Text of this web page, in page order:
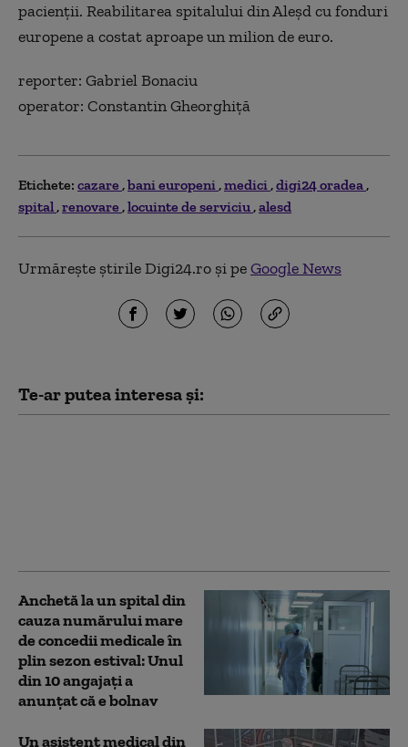
pacienţii. Reabilitarea spitalului din Aleşd cu fonduri
europene a costat aproape un milion de euro.
reporter: Gabriel Bonaciu
operator: Constantin Gheorghiţă
Etichete: cazare bani europeni medici digi24 oradea
spital renovare locuinte de serviciu alesd
Urmărește știrile Digi24.ro și peGoogle News
Te-ar putea interesa și:
Anchetă la un spital din
cauza numărului mare
de concedii medicale în
plin sezon estival: Unul
din 10 angajați a
anunțat că e bolnav
Un asistent medical din